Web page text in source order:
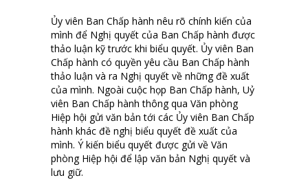
Ủy viên Ban Chấp hành nêu rõ chính kiến của
mình để Nghị quyết của Ban Chấp hành được
thảo luận kỹ trước khi biểu quyết. Ủy viên Ban
Chấp hành có quyền yêu cầu Ban Chấp hành
thảo luận và ra Nghị quyết về những đề xuất
của mình. Ngoài cuộc họp Ban Chấp hành, Uỷ
viên Ban Chấp hành thông qua Văn phòng
Hiệp hội gửi văn bản tới các Ủy viên Ban Chấp
hành khác đề nghị biểu quyết đề xuất của
mình. Ý kiến biểu quyết được gửi về Văn
phòng Hiệp hội để lập văn bản Nghị quyết và
lưu giữ.